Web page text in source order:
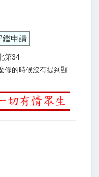
鑑申請
第34
修的時候沒有提到顯